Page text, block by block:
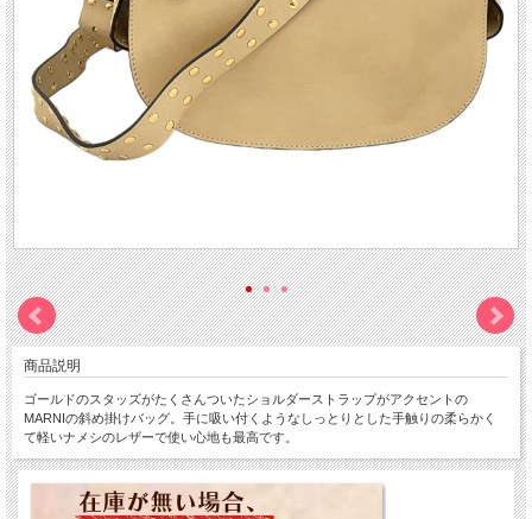
商品説明
ゴールドのスタッズがたくさんついたショルダーストラップがアクセントの
MARNIの斜め掛けバッグ。手に吸い付くようなしっとりとした手触りの柔らかく
て軽いナメシのレザーで使い心地も最高です。